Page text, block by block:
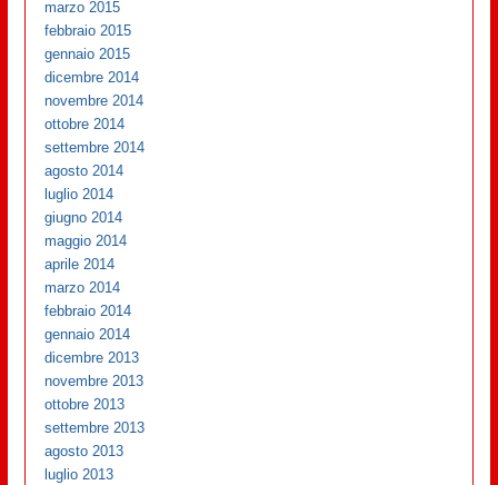
marzo 2015
febbraio 2015
gennaio 2015
dicembre 2014
novembre 2014
ottobre 2014
settembre 2014
agosto 2014
luglio 2014
giugno 2014
maggio 2014
aprile 2014
marzo 2014
febbraio 2014
gennaio 2014
dicembre 2013
novembre 2013
ottobre 2013
settembre 2013
agosto 2013
luglio 2013